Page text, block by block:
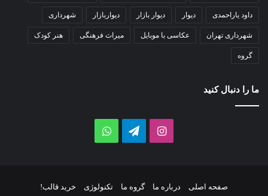
داود یاراحمدی دیوار دیوار بازار دیواربازار شهرداری
شهرداری تهران عکاسی با موبایل میراث فرهنگی هنر کودک
گروه
ما را دنبال کنید
اینستاگرامتلگرامواتس
صفحه اصلی درباره ما گروه ما تکنولوژی خرید قالب!